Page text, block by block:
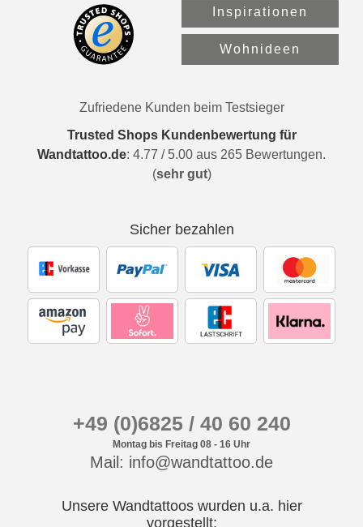
Inspirationen
Wohnideen
Zufriedene Kunden beim Testsieger
Trusted Shops Kundenbewertung für
Wandtattoo.de: 4.77 / 5.00 aus 265 Bewertungen.
(sehr gut)
Sicher bezahlen
+49 (0)6825 / 40 60 240
Montag bis Freitag 08 - 16 Uhr
Mail: info@wandtattoo.de
Unsere Wandtattoos wurden u.a. hier
vorgestellt: